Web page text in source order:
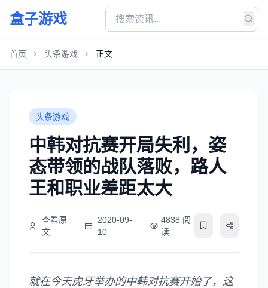
盒子游戏
首页 头条游戏 正文
头条游戏
中韩对抗赛开局失利，姿
态带领的战队落败，路人
王和职业差距太大
查看原
文
2020-09-
10
4838 阅
读
就在今天虎牙举办的中韩对抗赛开始了，这